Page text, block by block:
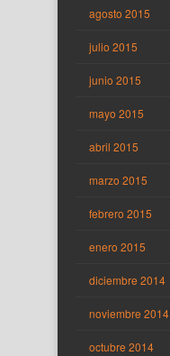
agosto 2015
julio 2015
junio 2015
mayo 2015
abril 2015
marzo 2015
febrero 2015
enero 2015
diciembre 2014
noviembre 2014
octubre 2014